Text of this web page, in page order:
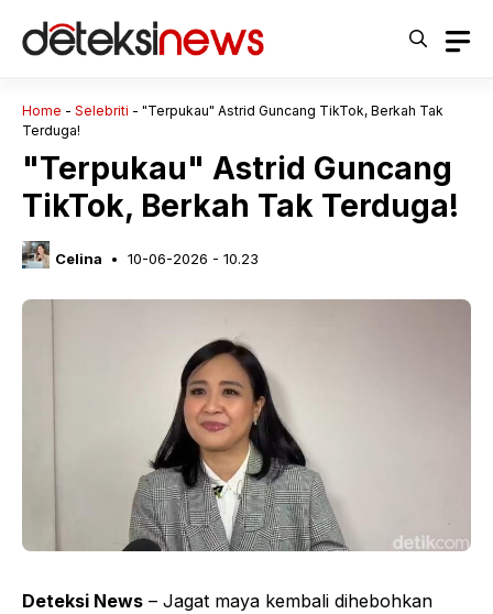
Home - Selebriti - "Terpukau" Astrid Guncang TikTok, Berkah Tak
Terduga!
"Terpukau" Astrid Guncang
TikTok, Berkah Tak Terduga!
Celina 10-06-2026 - 10.23
Deteksi News – Jagat maya kembali dihebohkan